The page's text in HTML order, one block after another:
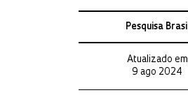
Pesquisa Brasil
Atualizado em
9 ago 2024